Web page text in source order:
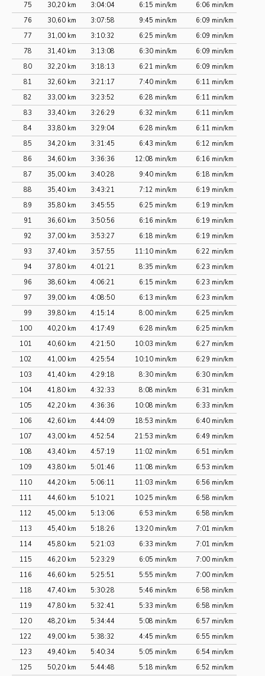
75
30,20 km 3:04:04 6:15 min/km
6:06 min/km
76
30,60 km 3:07:58 9:45 min/km
6:09 min/km
77
31,00 km 3:10:32 6:25 min/km
6:09 min/km
78
31,40 km 3:13:08 6:30 min/km
6:09 min/km
80
32,20 km 3:18:13 6:21 min/km
6:09 min/km
81
32,60 km 3:21:17 7:40 min/km
6:11 min/km
82
33,00 km 3:23:52 6:28 min/km
6:11 min/km
83
33,40 km 3:26:29 6:32 min/km
6:11 min/km
84
33,80 km 3:29:04 6:28 min/km
6:11 min/km
85
34,20 km 3:31:45 6:43 min/km
6:12 min/km
86
34,60 km 3:36:36 12:08 min/km
6:16 min/km
87
35,00 km 3:40:28 9:40 min/km
6:18 min/km
88
35,40 km 3:43:21 7:12 min/km
6:19 min/km
89
35,80 km 3:45:55 6:25 min/km
6:19 min/km
91
36,60 km 3:50:56 6:16 min/km
6:19 min/km
92
37,00 km 3:53:27 6:18 min/km
6:19 min/km
93
37,40 km 3:57:55 11:10 min/km
6:22 min/km
94
37,80 km 4:01:21 8:35 min/km
6:23 min/km
96
38,60 km 4:06:21 6:15 min/km
6:23 min/km
97
39,00 km 4:08:50 6:13 min/km
6:23 min/km
99
39,80 km 4:15:14 8:00 min/km
6:25 min/km
100
40,20 km 4:17:49 6:28 min/km
6:25 min/km
101
40,60 km 4:21:50 10:03 min/km
6:27 min/km
102
41,00 km 4:25:54 10:10 min/km
6:29 min/km
103
41,40 km 4:29:18 8:30 min/km
6:30 min/km
104
41,80 km 4:32:33 8:08 min/km
6:31 min/km
105
42,20 km 4:36:36 10:08 min/km
6:33 min/km
106
42,60 km 4:44:09 18:53 min/km
6:40 min/km
107
43,00 km 4:52:54 21:53 min/km
6:49 min/km
108
43,40 km 4:57:19 11:02 min/km
6:51 min/km
109
43,80 km 5:01:46 11:08 min/km
6:53 min/km
110
44,20 km 5:06:11 11:03 min/km
6:56 min/km
111
44,60 km 5:10:21 10:25 min/km
6:58 min/km
112
45,00 km 5:13:06 6:53 min/km
6:58 min/km
113
45,40 km 5:18:26 13:20 min/km
7:01 min/km
114
45,80 km 5:21:03 6:33 min/km
7:01 min/km
115
46,20 km 5:23:29 6:05 min/km
7:00 min/km
116
46,60 km 5:25:51 5:55 min/km
7:00 min/km
118
47,40 km 5:30:28 5:46 min/km
6:58 min/km
119
47,80 km 5:32:41 5:33 min/km
6:58 min/km
120
48,20 km 5:34:44 5:08 min/km
6:57 min/km
122
49,00 km 5:38:32 4:45 min/km
6:55 min/km
123
49,40 km 5:40:34 5:05 min/km
6:54 min/km
125
50,20 km 5:44:48 5:18 min/km
6:52 min/km